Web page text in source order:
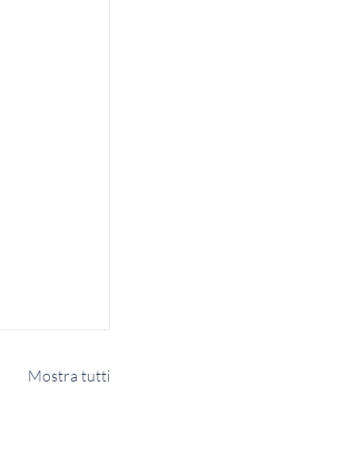
Mostra tutti